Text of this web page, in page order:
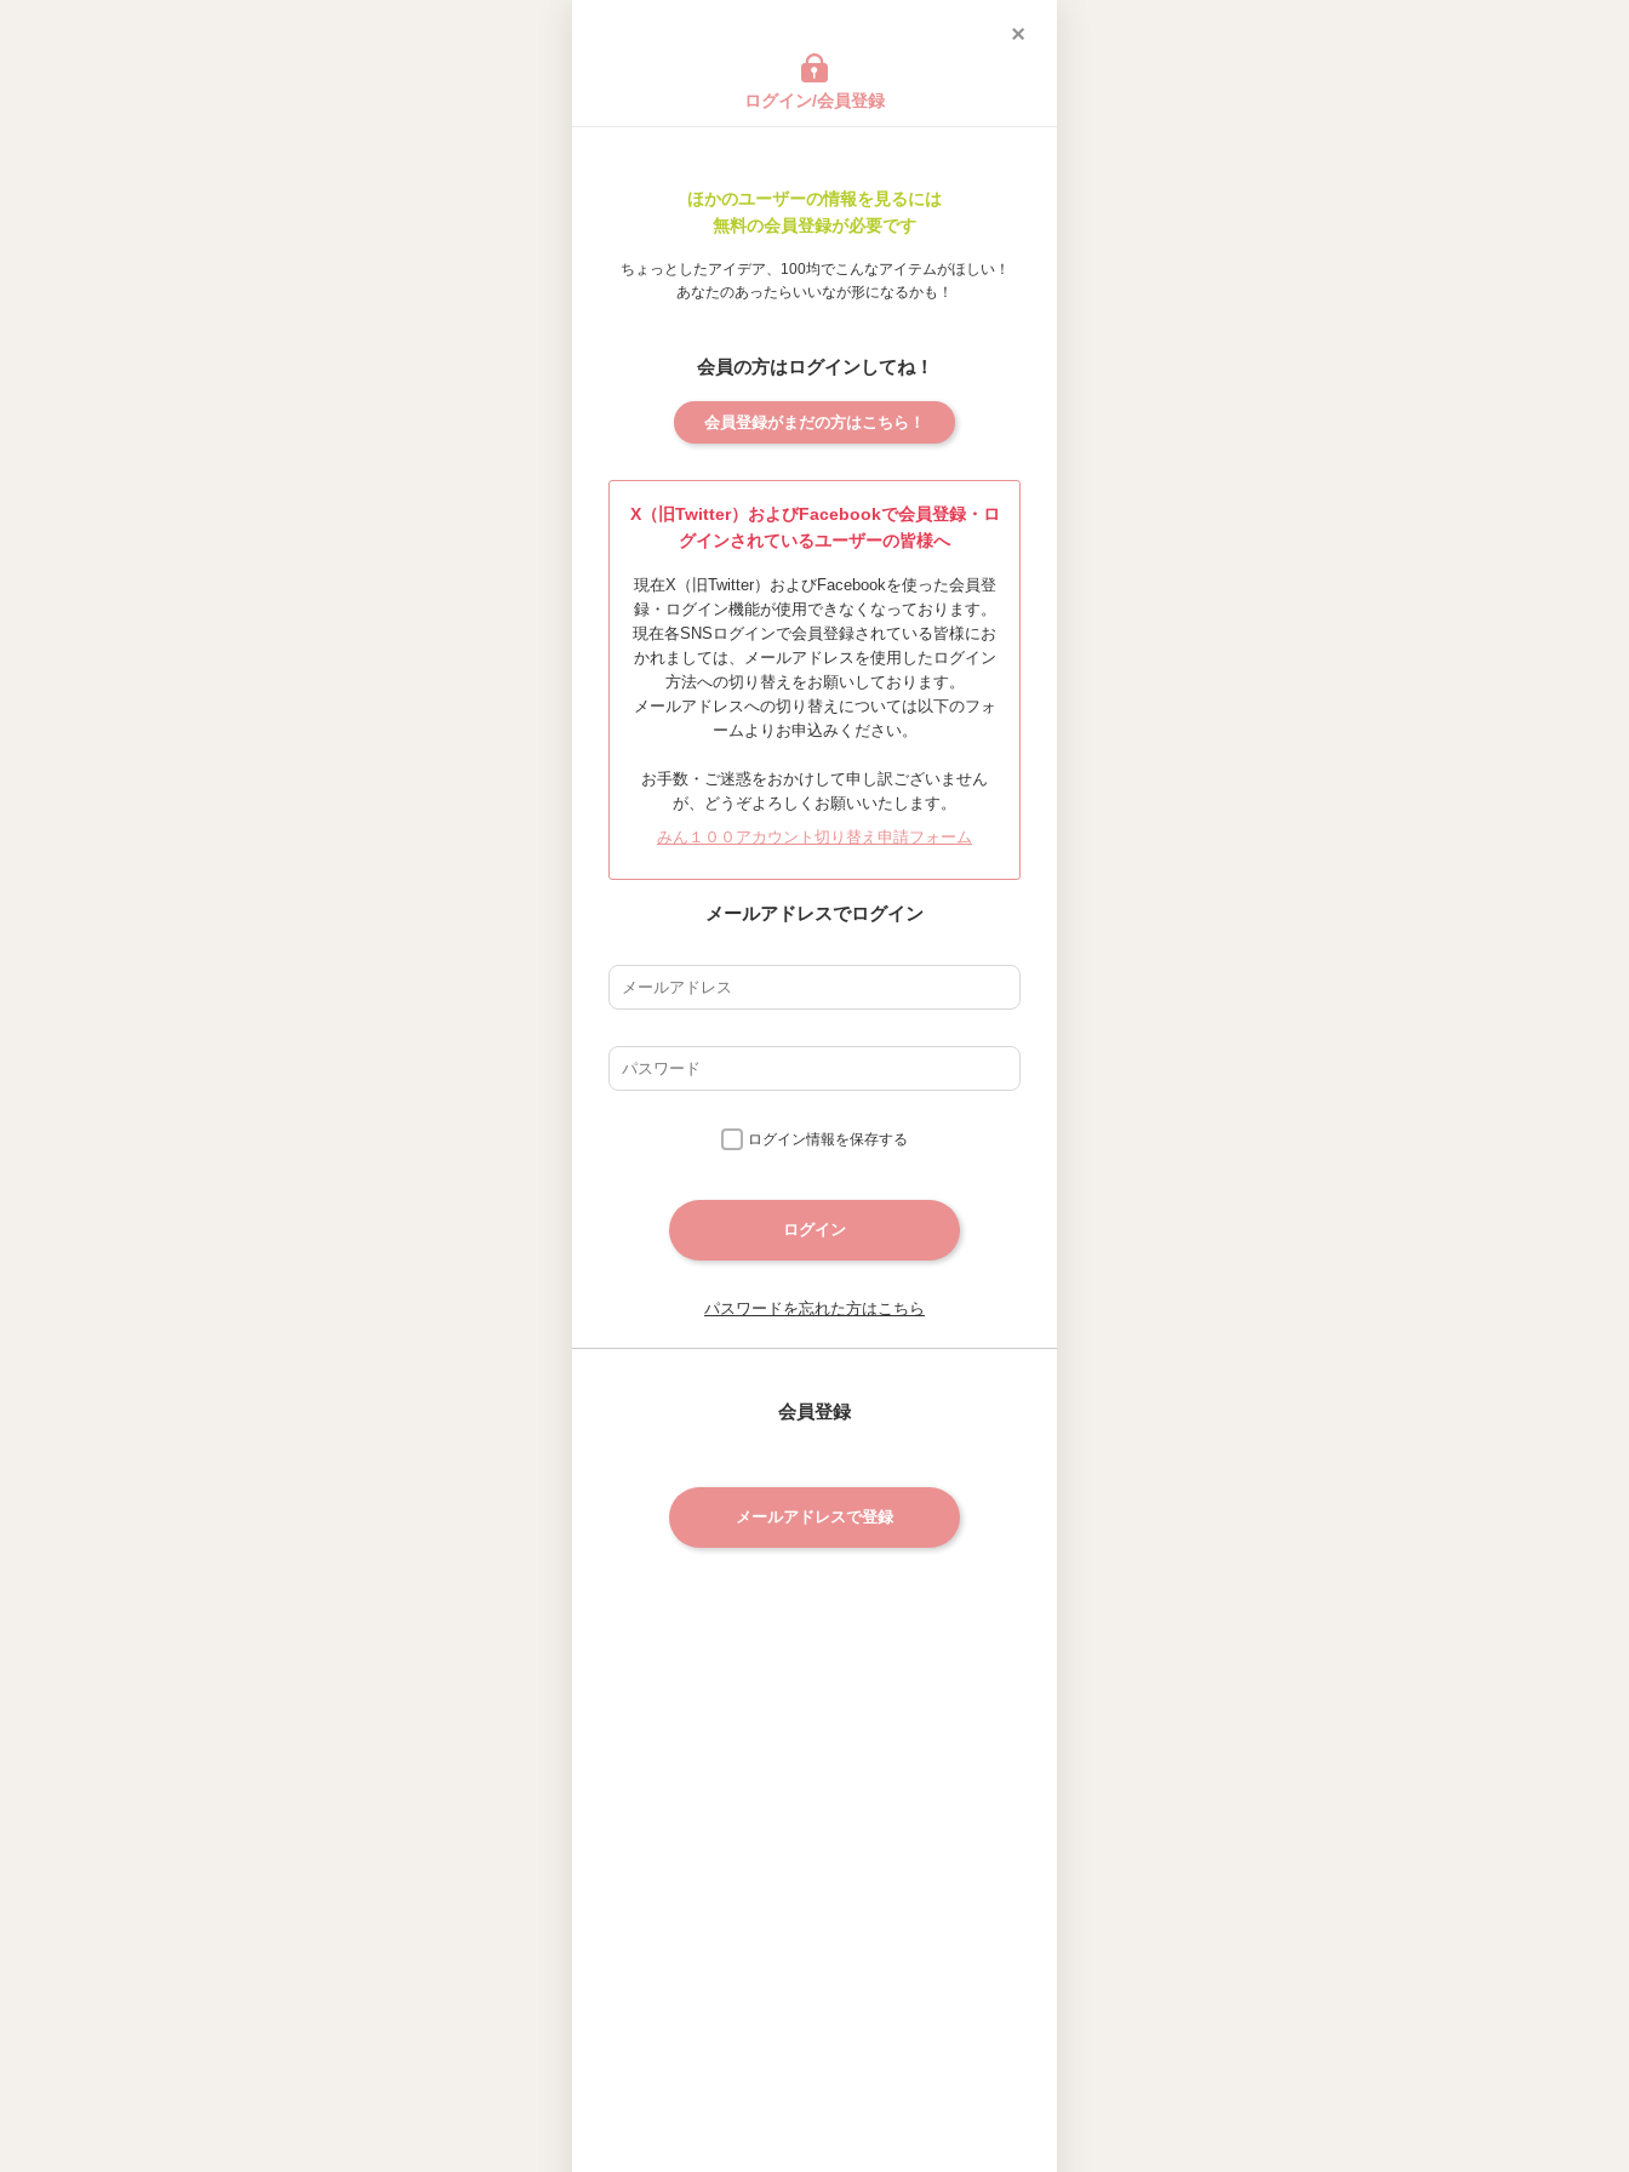
ログイン/会員登録
ほかのユーザーの情報を見るには
無料の会員登録が必要です
ちょっとしたアイデア、100均でこんなアイテムがほしい！
あなたのあったらいいなが形になるかも！
会員の方はログインしてね！
会員登録がまだの方はこちら！
X（旧Twitter）およびFacebookで会員登録・ロ
グインされているユーザーの皆様へ
現在X（旧Twitter）およびFacebookを使った会員登
録・ログイン機能が使用できなくなっております。
現在各SNSログインで会員登録されている皆様にお
かれましては、メールアドレスを使用したログイン
方法への切り替えをお願いしております。
メールアドレスへの切り替えについては以下のフォ
ームよりお申込みください。
お手数・ご迷惑をおかけして申し訳ございません
が、どうぞよろしくお願いいたします。
みん１００アカウント切り替え申請フォーム
メールアドレスでログイン
ログイン情報を保存する
ログイン
パスワードを忘れた方はこちら
会員登録
メールアドレスで登録